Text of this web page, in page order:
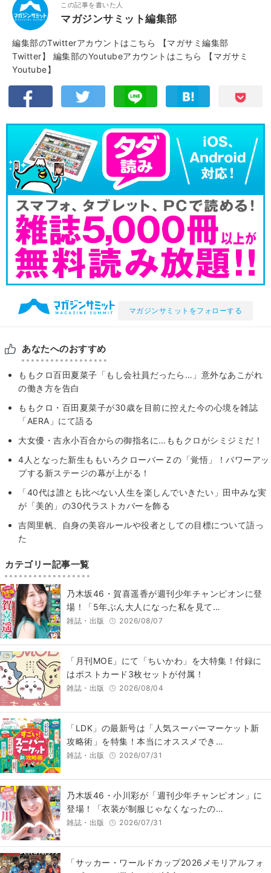
この記事を書いた人
マガジンサミット編集部
編集部のTwitterアカウントはこちら
【マガサミ編集部
Twitter】
編集部のYoutubeアカウントはこちら
【マガサミ
Youtube】
マガジンサミットをフォローする
あなたへのおすすめ
ももクロ百田夏菜子「もし会社員だったら…」意外なあこがれ
の働き方を告白
ももクロ・百田夏菜子が30歳を目前に控えた今の心境を雑誌
「AERA」にて語る
大女優・吉永小百合からの御指名に…ももクロがシミジミだ！
4人となった新生ももいろクローバーＺの「覚悟」！パワーアッ
プする新ステージの幕が上がる！
「40代は誰とも比べない人生を楽しんでいきたい」田中みな実
が「美的」の30代ラストカバーを飾る
吉岡里帆、自身の美容ルールや役者としての目標について語っ
た
カテゴリー記事一覧
乃木坂46・賀喜遥香が週刊少年チャンピオンに登
場！「5年ぶん大人になった私を見て…
雑誌・出版 2026/08/07
「月刊MOE」にて「ちいかわ」を大特集！付録に
はポストカード3枚セットが付属！
雑誌・出版 2026/08/04
「LDK」の最新号は「人気スーパーマーケット新
攻略術」を特集！本当にオススメでき…
雑誌・出版 2026/07/31
乃木坂46・小川彩が「週刊少年チャンピオン」に
登場！「衣装が制服じゃなくなったの…
雑誌・出版 2026/07/31
「サッカー・ワールドカップ2026メモリアルフォ